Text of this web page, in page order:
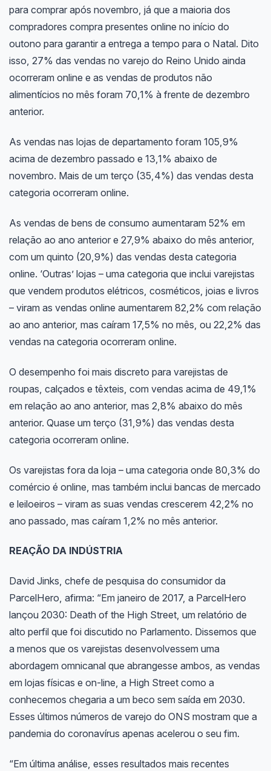
para comprar após novembro, já que a maioria dos
compradores compra presentes online no início do
outono para garantir a entrega a tempo para o Natal. Dito
isso, 27% das vendas no varejo do Reino Unido ainda
ocorreram online e as vendas de produtos não
alimentícios no mês foram 70,1% à frente de dezembro
anterior.
As vendas nas lojas de departamento foram 105,9%
acima de dezembro passado e 13,1% abaixo de
novembro. Mais de um terço (35,4%) das vendas desta
categoria ocorreram online.
As vendas de bens de consumo aumentaram 52% em
relação ao ano anterior e 27,9% abaixo do mês anterior,
com um quinto (20,9%) das vendas desta categoria
online. ‘Outras’ lojas – uma categoria que inclui varejistas
que vendem produtos elétricos, cosméticos, joias e livros
– viram as vendas online aumentarem 82,2% com relação
ao ano anterior, mas caíram 17,5% no mês, ou 22,2% das
vendas na categoria ocorreram online.
O desempenho foi mais discreto para varejistas de
roupas, calçados e têxteis, com vendas acima de 49,1%
em relação ao ano anterior, mas 2,8% abaixo do mês
anterior. Quase um terço (31,9%) das vendas desta
categoria ocorreram online.
Os varejistas fora da loja – uma categoria onde 80,3% do
comércio é online, mas também inclui bancas de mercado
e leiloeiros – viram as suas vendas crescerem 42,2% no
ano passado, mas caíram 1,2% no mês anterior.
REAÇÃO DA INDÚSTRIA
David Jinks, chefe de pesquisa do consumidor da
ParcelHero, afirma: “Em janeiro de 2017, a ParcelHero
lançou 2030: Death of the High Street, um relatório de
alto perfil que foi discutido no Parlamento. Dissemos que
a menos que os varejistas desenvolvessem uma
abordagem omnicanal que abrangesse ambos, as vendas
em lojas físicas e on-line, a High Street como a
conhecemos chegaria a um beco sem saída em 2030.
Esses últimos números de varejo do ONS mostram que a
pandemia do coronavírus apenas acelerou o seu fim.
“Em última análise, esses resultados mais recentes